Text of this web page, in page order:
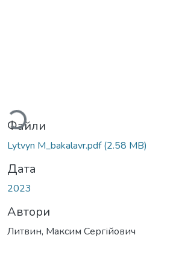
Вантажиться...
Файли
Lytvyn M_bakalavr.pdf(2.58 MB)
Дата
2023
Автори
Литвин, Максим Сергійович